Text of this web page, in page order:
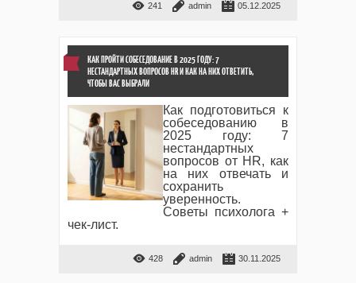
241 admin 05.12.2025
КАК ПРОЙТИ СОБЕСЕДОВАНИЕ В 2025 ГОДУ: 7
НЕСТАНДАРТНЫХ ВОПРОСОВ HR И КАК НА НИХ ОТВЕТИТЬ,
ЧТОБЫ ВАС ВЫБРАЛИ
Как подготовиться к
собеседованию в
2025 году: 7
нестандартных
вопросов от HR, как
на них отвечать и
сохранить
уверенность.
Советы психолога +
чек-лист.
428 admin 30.11.2025